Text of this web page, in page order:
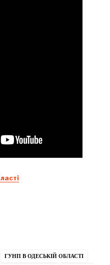
ГУНП В ОДЕСЬКІЙ ОБЛАСТІ